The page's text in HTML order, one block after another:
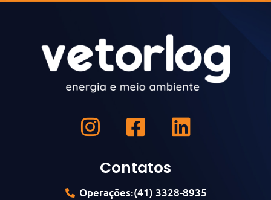
Contatos
Operações:(41) 3328-8935